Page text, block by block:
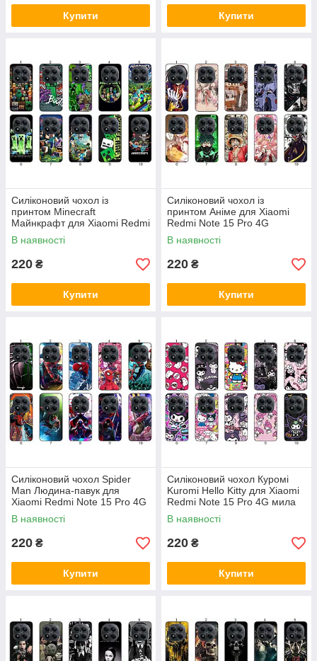
Купити Купити
Силіконовий чохол із
принтом Minecraft
Майнкрафт для Xiaomi Redmi
Note 15 Pro 4G захист в
ігровому стилі
В наявності
220 ₴
Купити
Силіконовий чохол із
принтом Аніме для Xiaomi
Redmi Note 15 Pro 4G
виразити свою фанатську
любов до Аніме
В наявності
220 ₴
Купити
Силіконовий чохол Spider
Man Людина-павук для
Xiaomi Redmi Note 15 Pro 4G
комікс стиль і захист
В наявності
220 ₴
Купити
Силіконовий чохол Куромі
Kuromi Hello Kitty для Xiaomi
Redmi Note 15 Pro 4G мила
естетика з зухвалим
акцентом
В наявності
220 ₴
Купити